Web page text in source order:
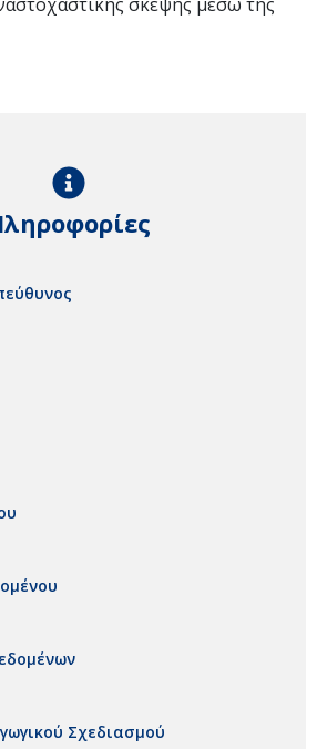
Σχεδιασμού